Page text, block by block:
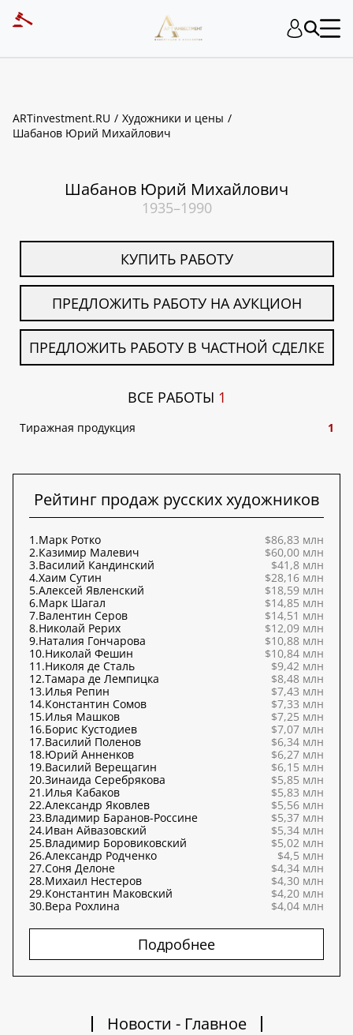
ARTinvestment.RU
Художники и цены
Шабанов Юрий Михайлович
Шабанов Юрий Михайлович
1935–1990
КУПИТЬ РАБОТУ
ПРЕДЛОЖИТЬ РАБОТУ НА АУКЦИОН
ПРЕДЛОЖИТЬ РАБОТУ В ЧАСТНОЙ СДЕЛКЕ
ВСЕ РАБОТЫ 1
Тиражная продукция 1
Рейтинг продаж русских художников
1.Марк Ротко
$86,83 млн
2.Казимир Малевич
$60,00 млн
3.Василий Кандинский
$41,8 млн
4.Хаим Сутин
$28,16 млн
5.Алексей Явленский
$18,59 млн
6.Марк Шагал
$14,85 млн
7.Валентин Серов
$14,51 млн
8.Николай Рерих
$12,09 млн
9.Наталия Гончарова
$10,88 млн
10.Николай Фешин
$10,84 млн
11.Николя де Сталь
$9,42 млн
12.Тамара де Лемпицка
$8,48 млн
13.Илья Репин
$7,43 млн
14.Константин Сомов
$7,33 млн
15.Илья Машков
$7,25 млн
16.Борис Кустодиев
$7,07 млн
17.Василий Поленов
$6,34 млн
18.Юрий Анненков
$6,27 млн
19.Василий Верещагин
$6,15 млн
20.Зинаида Серебрякова
$5,85 млн
21.Илья Кабаков
$5,83 млн
22.Александр Яковлев
$5,56 млн
23.Владимир Баранов-Россине
$5,37 млн
24.Иван Айвазовский
$5,34 млн
25.Владимир Боровиковский
$5,02 млн
26.Александр Родченко
$4,5 млн
27.Соня Делоне
$4,34 млн
28.Михаил Нестеров
$4,30 млн
29.Константин Маковский
$4,20 млн
30.Вера Рохлина $4,04 млн
Подробнее
Новости - Главное